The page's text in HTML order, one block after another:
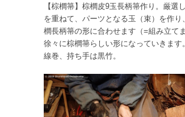
【棕櫚箒】棕櫚皮9玉長柄箒作り。厳選
を重ねて、パーツとなる玉（束）を作り
櫚長柄箒の形に合わせます（=組み立てま
徐々に棕櫚箒らしい形になっていきます
線巻、持ち手は黒竹。